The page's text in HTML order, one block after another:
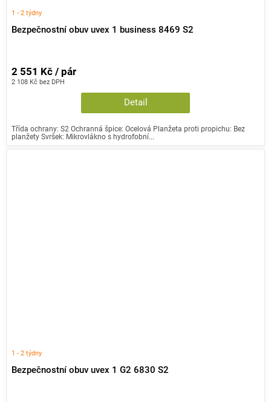
Bezpečnostní obuv uvex 1 business 8469 S2
1 - 2 týdny
2 108 Kč bez DPH
2 551 Kč / pár
Detail
Třída ochrany: S2 Ochranná špice: Ocelová Planžeta proti propichu: Bez
planžety Svršek: Mikrovlákno s hydrofobní...
Bezpečnostní obuv uvex 1 G2 6830 S2
1 - 2 týdny